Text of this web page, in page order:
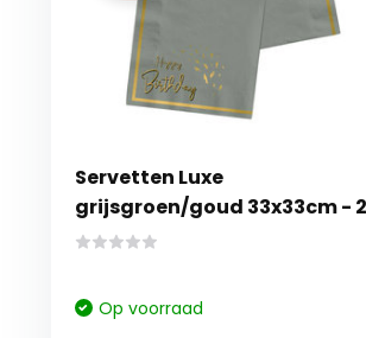
Servetten Luxe
grijsgroen/goud 33x33cm -
stuks
Op voorraad